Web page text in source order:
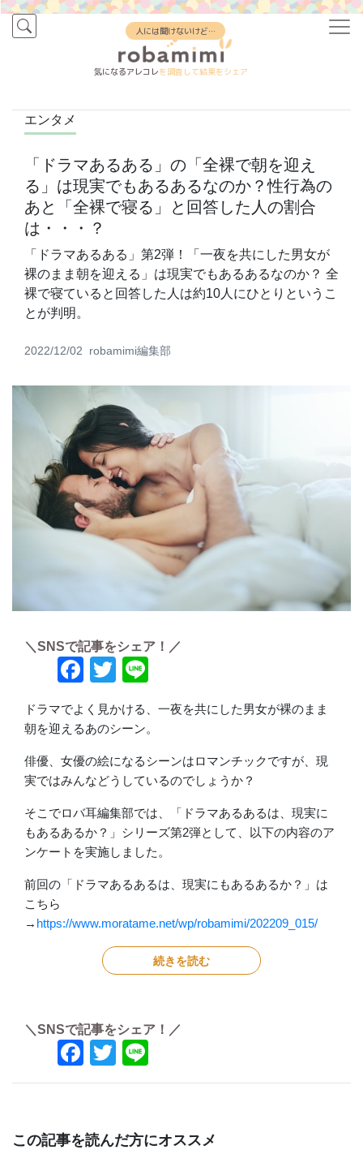
人には聞けないけど…
気になるアレコレを調査して結果をシェア
エンタメ
「ドラマあるある」の「全裸で朝を迎え
る」は現実でもあるあるなのか？性行為の
あと「全裸で寝る」と回答した人の割合
は・・・？
「ドラマあるある」第2弾！「一夜を共にした男女が
裸のまま朝を迎える」は現実でもあるあるなのか？ 全
裸で寝ていると回答した人は約10人にひとりというこ
とが判明。
2022/12/02 robamimi編集部
＼SNSで記事をシェア！／
Facebook
Twitter
ドラマでよく見かける、一夜を共にした男女が裸のまま
朝を迎えるあのシーン。
俳優、女優の絵になるシーンはロマンチックですが、現
実ではみんなどうしているのでしょうか？
そこでロバ耳編集部では、「ドラマあるあるは、現実に
もあるあるか？」シリーズ第2弾として、以下の内容のア
ンケートを実施しました。
前回の「ドラマあるあるは、現実にもあるあるか？」は
こちら
→ https://www.moratame.net/wp/robamimi/202209_015/
続きを読む
＼SNSで記事をシェア！／
Facebook
Twitter
この記事を読んだ方にオススメ